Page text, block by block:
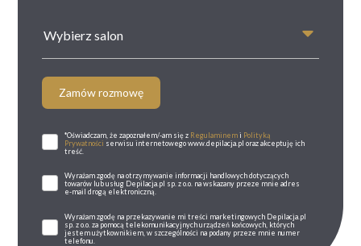
Wybierz salon
Zamów rozmowę
*Oświadczam, że zapoznałem/-am się z Regulaminemi Polityką
Prywatności serwisu internetowego www.depilacja.pl oraz akceptuję ich
treść.
Wyrażam zgodę na otrzymywanie informacji handlowych dotyczących
towarów lub usług Depilacja.pl sp. z o.o. na wskazany przeze mnie adres
e-mail drogą elektroniczną.
Wyrażam zgodę na przekazywanie mi treści marketingowych Depilacja.pl
sp. z o.o. za pomocą telekomunikacyjnych urządzeń końcowych, których
jestem użytkownikiem, w szczególności na podany przeze mnie numer
telefonu.